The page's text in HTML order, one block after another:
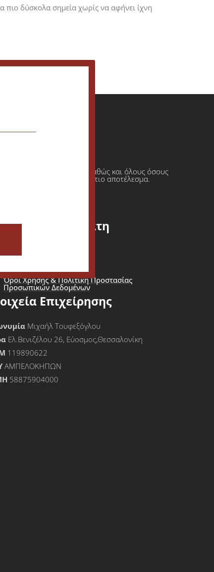
δύσκολα σημεία χωρίς να αφήνει ίχνη
υγρών καυσίμων καθώς και όλους όσους
πάντοτε σε ένα τελικό άρτιο αποτέλεσμα.
Πελάτη
Όροι Χρήσης & Πολιτική Προστασίας
Προσωπικών Δεδομένων
Επιχείρησης
Μιχαήλ Τουφεξόγλου
Ελ.Βενιζέλου 26, Εύοσμος,Θεσσαλονίκη
119890622
ΑΜΠΕΛΟΚΗΠΩΝ
58875904000